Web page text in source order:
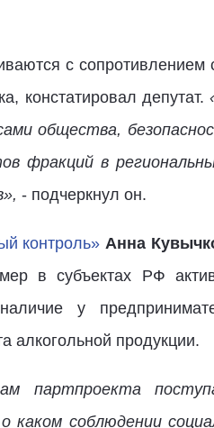
с сопротивлением
констатировал депутат.
общества,
фракций в
- подчеркнул он.
контроль» Анна
в субъектах РФ
у
алкогольной продукции.
партпроекта
соблюдении